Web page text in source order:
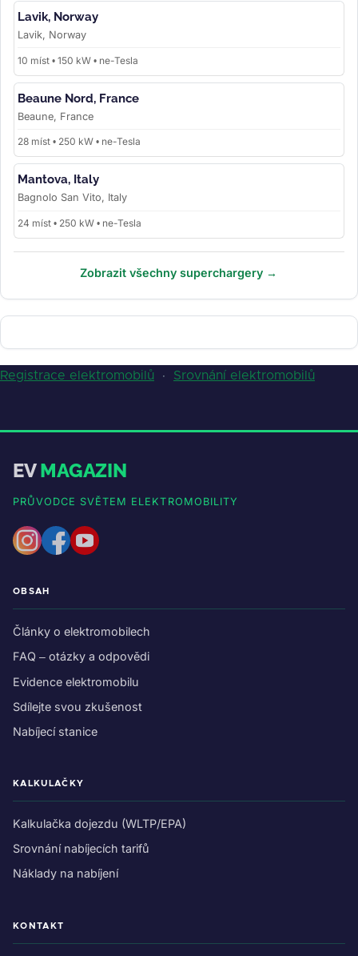
Lavik, Norway
Lavik, Norway
10 míst • 150 kW • ne-Tesla
Beaune Nord, France
Beaune, France
28 míst • 250 kW • ne-Tesla
Mantova, Italy
Bagnolo San Vito, Italy
24 míst • 250 kW • ne-Tesla
Zobrazit všechny superchargery →
Registrace elektromobilů · Srovnání elektromobilů
EVMAGAZIN
PRŮVODCE SVĚTEM ELEKTROMOBILITY
OBSAH
Články o elektromobilech
FAQ – otázky a odpovědi
Evidence elektromobilu
Sdílejte svou zkušenost
Nabíjecí stanice
KALKULAČKY
Kalkulačka dojezdu (WLTP/EPA)
Srovnání nabíjecích tarifů
Náklady na nabíjení
KONTAKT